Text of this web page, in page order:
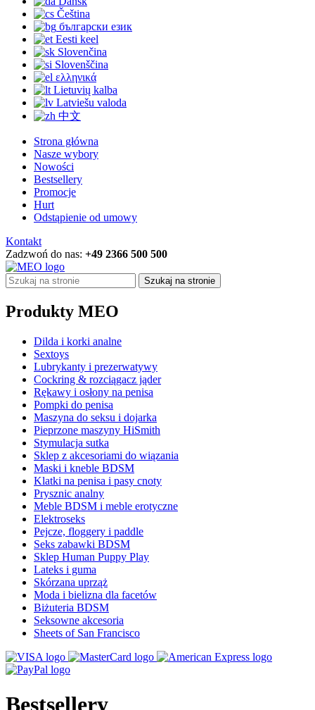
Čeština
български език
Eesti keel
Slovenčina
Slovenščina
ελληνικά
Lietuvių kalba
Latviešu valoda
中文
Strona główna
Nasze wybory
Nowości
Bestsellery
Promocje
Hurt
Odstąpienie od umowy
Kontakt
Zadzwoń do nas: +49 2366 500 500
Szukaj na stronie
Produkty MEO
Dilda i korki analne
Sextoys
Lubrykanty i prezerwatywy
Cockring & rozciągacz jąder
Rękawy i osłony na penisa
Pompki do penisa
Maszyna do seksu i dojarka
Pieprzone maszyny HiSmith
Stymulacja sutka
Sklep z akcesoriami do wiązania
Maski i kneble BDSM
Klatki na penisa i pasy cnoty
Prysznic analny
Meble BDSM i meble erotyczne
Elektroseks
Pejcze, floggery i paddle
Seks zabawki BDSM
Sklep Human Puppy Play
Lateks i guma
Skórzana uprząż
Moda i bielizna dla facetów
Biżuteria BDSM
Seksowne akcesoria
Sheets of San Francisco
Bestsellery